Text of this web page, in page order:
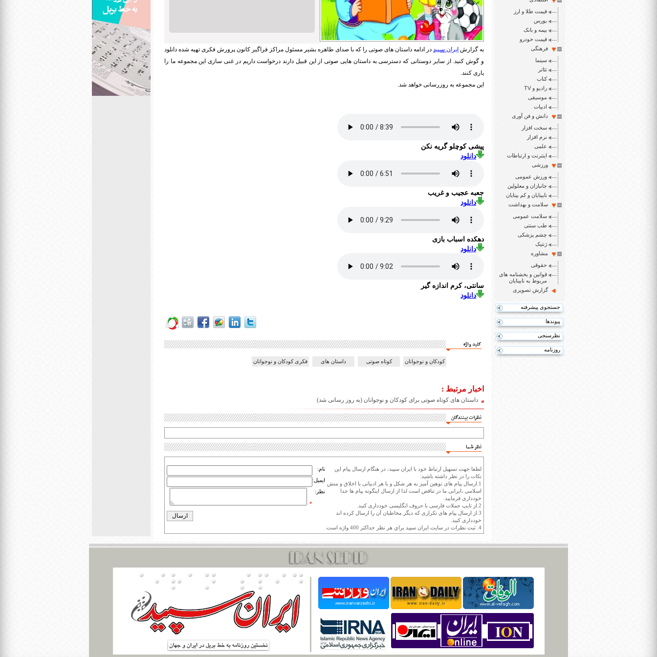
قیمت طلا و ارز
بورس
بیمه و بانک
قیمت خودرو
فرهنگی
سینما
تئاتر
کتاب
رادیو و TV
موسیقی
ادبیات
دانش و فن آوری
سخت افزار
نرم افزار
علمی
اینترنت و ارتباطات
ورزشی
ورزش عمومی
جانبازان و معلولین
نابینایان و کم بینایان
سلامت و بهداشت
سلامت عمومی
طب سنتی
چشم پزشکی
ژنتیک
مشاوره
حقوقی
قوانین و بخشنامه های
مربوط به نابینایان
گزارش تصویری
جستجوی پیشرفته
پیوندها
نظرسنجی
روزنامه
به گزارش ایران سپید در ادامه داستان های صوتی را که با صدای طاهره بشیر مسئول مراکز فراگیر کانون پرورش فکری تهیه شده دانلود
و گوش کنید. از سایر دوستانی که دسترسی به داستان هایی صوتی از این قبیل دارند درخواست داریم در غنی سازی این مجموعه ما را
یاری کنند.
این مجموعه به روزرسانی خواهد شد.
پیشی کوچلو گریه نکن
دانلود
جعبه عجیب و غریب
دانلود
دهکده اسباب بازی
دانلود
سانتی، کرم اندازه گیر
دانلود
کلید واژه
کودکان و نوجوانان کوتاه صوتی داستان های فکری کودکان و نوجوانان
اخبار مرتبط :
داستان های کوتاه صوتی برای کودکان و نوجوانان (به روز رسانی شد)
نظرات بینندگان
نظر شما
لطفا جهت تسهیل ارتباط خود با ایران سپید، در هنگام ارسال پیام این
نکات را در نظر داشته باشید:
1.ارسال پیام های توهین آمیز به هر شکل و با هر ادبیاتی با اخلاق و منش
اسلامی ،ایرانی ما در تناقض است لذا از ارسال اینگونه پیام ها جدا
خودداری فرمایید.
2.از تایپ جملات فارسی با حروف انگلیسی خودداری کنید.
3.از ارسال پیام های تکراری که دیگر مخاطبان آن را ارسال کرده اند
خودداری کنید.
4. ثبت نظرات در سايت ايران سپيد براي هر نظر حداکثر 400 واژه است.
نام:
ایمیل:
نظر:
*